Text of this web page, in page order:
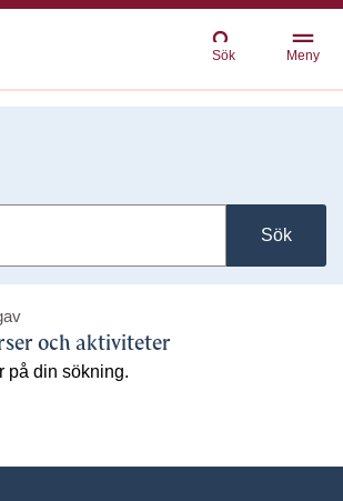
Sök Meny
Sök
och aktiviteter
på din sökning.